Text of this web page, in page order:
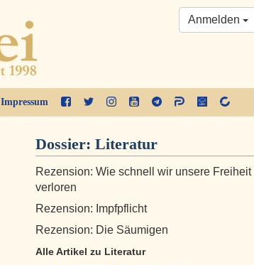
Impressum
Anmelden
Dossier: Literatur
Rezension: Wie schnell wir unsere Freiheit
verloren
Rezension: Impfpflicht
Rezension: Die Säumigen
Alle Artikel zu Literatur